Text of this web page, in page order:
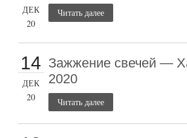
ДЕК
20
Читать далее
14
ДЕК
20
Зажжение свечей —
2020
Читать далее